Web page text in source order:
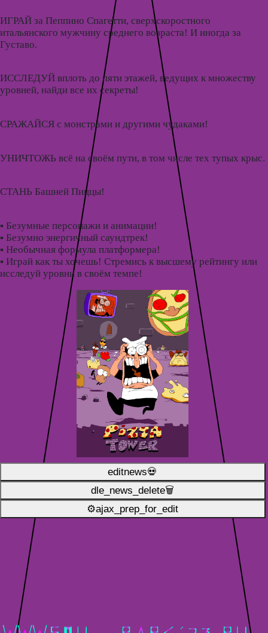
ИГРАЙ за Пеппино Спагетти, сверхскоростного
итальянского мужчину среднего возраста! И иногда за
Густаво.
ИССЛЕДУЙ вплоть до пяти этажей, ведущих к множеству
уровней, найди все их секреты!
СРАЖАЙСЯ с монстрами и другими чудаками!
УНИЧТОЖЬ всё на своём пути, в том числе тех тупых крыс.
СТАНЬ Башней Пиццы!
▪ Безумные персонажи и анимации!
▪ Безумно энергичный саундтрек!
▪ Необычная формула платформера!
▪ Играй как ты хочешь! Стремись к высшему рейтингу или
исследуй уровни в своём темпе!
editnews💀
dle_news_delete🗑️
⚙ajax_prep_for_edit️